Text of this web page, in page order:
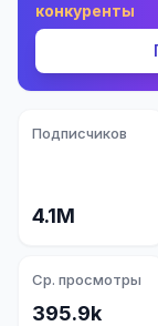
конкуренты
Подписчиков
4.1M
Ср. просмотры
395.9k